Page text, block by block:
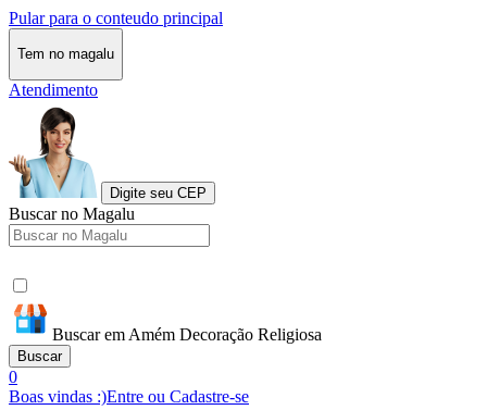
Pular para o conteudo principal
Tem no magalu
Atendimento
Digite seu CEP
Buscar no Magalu
Buscar em Amém Decoração Religiosa
Buscar
0
Boas vindas :)Entre ou Cadastre-se